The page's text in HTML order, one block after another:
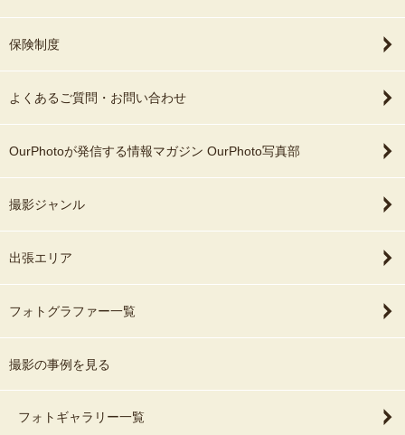
保険制度
よくあるご質問・お問い合わせ
OurPhotoが発信する情報マガジン OurPhoto写真部
撮影ジャンル
出張エリア
フォトグラファー一覧
撮影の事例を見る
フォトギャラリー一覧